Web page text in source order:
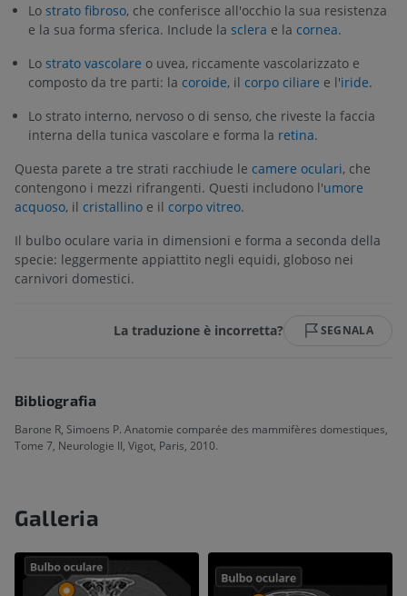
Lo strato fibroso, che conferisce all'occhio la sua resistenza
e la sua forma sferica. Include la sclera e la cornea.
Lo strato vascolare o uvea, riccamente vascolarizzato e
composto da tre parti: la coroide, il corpo ciliare e l'iride.
Lo strato interno, nervoso o di senso, che riveste la faccia
interna della tunica vascolare e forma la retina.
Questa parete a tre strati racchiude le camere oculari, che
contengono i mezzi rifrangenti. Questi includono l'umore
acquoso, il cristallino e il corpo vitreo.
Il bulbo oculare varia in dimensioni e forma a seconda della
specie: leggermente appiattito negli equidi, globoso nei
carnivori domestici.
La traduzione è incorretta? SEGNALA
Bibliografia
Barone R, Simoens P. Anatomie comparée des mammifères domestiques,
Tome 7, Neurologie II, Vigot, Paris, 2010.
Galleria